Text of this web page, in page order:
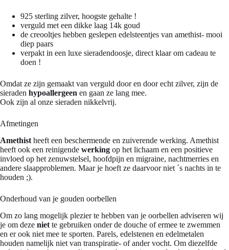
925 sterling zilver, hoogste gehalte !
verguld met een dikke laag 14k goud
de creooltjes hebben geslepen edelsteentjes van amethist- mooi
diep paars
verpakt in een luxe sieradendoosje, direct klaar om cadeau te
doen !
Omdat ze zijn gemaakt van verguld door en door echt zilver, zijn de
sieraden hypoallergeen en gaan ze lang mee.
Ook zijn al onze sieraden nikkelvrij.
Afmetingen
Amethist heeft een beschermende en zuiverende werking. Amethist
heeft ook een reinigende werking op het lichaam en een positieve
invloed op het zenuwstelsel, hoofdpijn en migraine, nachtmerries en
andere slaapproblemen. Maar je hoeft ze daarvoor niet ´s nachts in te
houden ;).
Onderhoud van je gouden oorbellen
Om zo lang mogelijk plezier te hebben van je oorbellen adviseren wij
je om deze niet te gebruiken onder de douche of ermee te zwemmen
en er ook niet mee te sporten. Parels, edelstenen en edelmetalen
houden namelijk niet van transpiratie- of ander vocht. Om diezelfde